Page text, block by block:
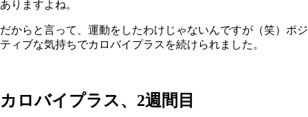
ありますよね。
だからと言って、運動をしたわけじゃないんですが（笑）ポジ
ティブな気持ちでカロバイプラスを続けられました。
カロバイプラス、 2週間目